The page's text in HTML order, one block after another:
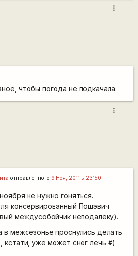
more_vert
чтобы погода не подкачала.
more_vert
отправленного 9 Ноя, 2011 в 23:50
не нужно гоняться.
консервированный Пошэвич
междусобойчик неподалеку).
в межсезонье проснулись делать
кстати, уже может снег лечь #)